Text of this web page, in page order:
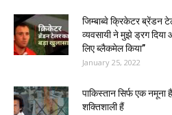
जिम्बाब्वे क्रिकेटर ब्रेंडन
व्यवसायी ने मुझे ड्रग दिया
लिए ब्लैकमेल किया”
January 25, 2022
पाकिस्तान सिर्फ एक नमूना
शक्तिशाली हैं